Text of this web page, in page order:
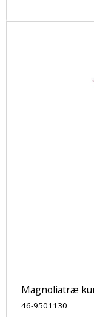
Magnoliatræ
46-9501130